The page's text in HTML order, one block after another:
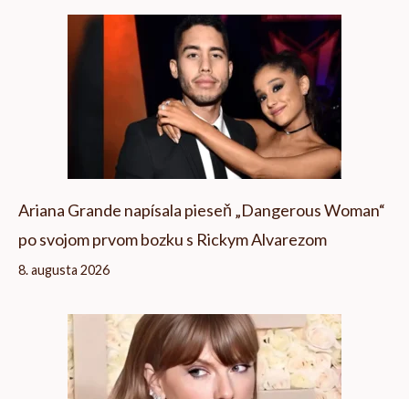
Ariana Grande napísala pieseň „Dangerous Woman“
po svojom prvom bozku s Rickym Alvarezom
8. augusta 2026